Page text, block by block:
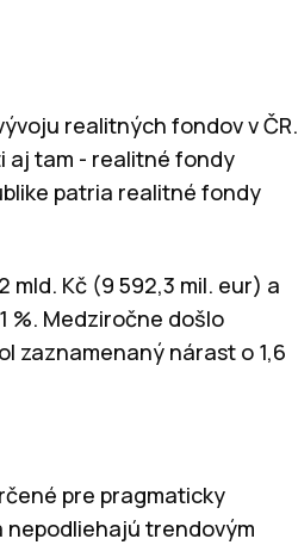
realitných fondov v ČR.
aj tam - realitné fondy
patria realitné fondy
mld. Kč (9 592,3 mil. eur) a
%. Medziročne došlo
zaznamenaný nárast o 1,6
pre pragmaticky
trendovým